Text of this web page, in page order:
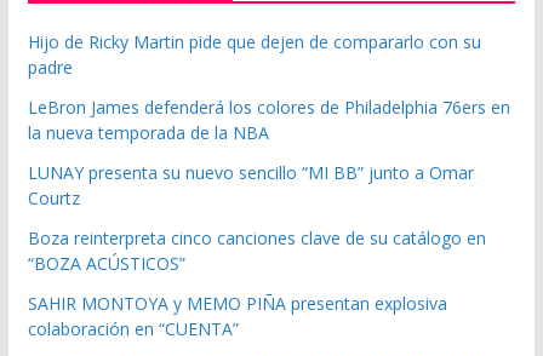
Hijo de Ricky Martin pide que dejen de compararlo con su
padre
LeBron James defenderá los colores de Philadelphia 76ers en
la nueva temporada de la NBA
LUNAY presenta su nuevo sencillo “MI BB” junto a Omar
Courtz
Boza reinterpreta cinco canciones clave de su catálogo en
“BOZA ACÚSTICOS”
SAHIR MONTOYA y MEMO PIÑA presentan explosiva
colaboración en “CUENTA”